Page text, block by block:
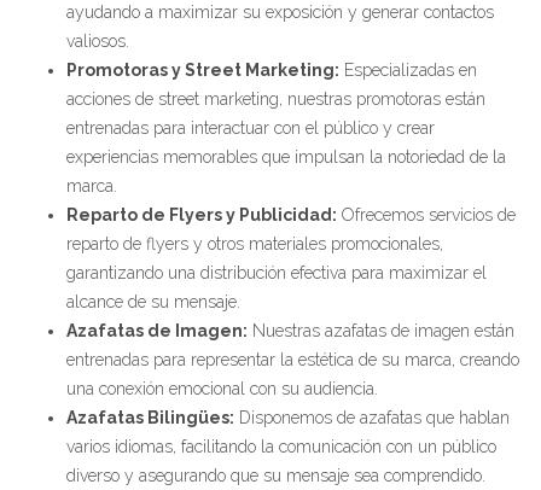
ayudando a maximizar su exposición y generar contactos
valiosos.
Promotoras y Street Marketing: Especializadas en
acciones de street marketing, nuestras promotoras están
entrenadas para interactuar con el público y crear
experiencias memorables que impulsan la notoriedad de la
marca.
Reparto de Flyers y Publicidad: Ofrecemos servicios de
reparto de flyers y otros materiales promocionales,
garantizando una distribución efectiva para maximizar el
alcance de su mensaje.
Azafatas de Imagen: Nuestras azafatas de imagen están
entrenadas para representar la estética de su marca, creando
una conexión emocional con su audiencia.
Azafatas Bilingües: Disponemos de azafatas que hablan
varios idiomas, facilitando la comunicación con un público
diverso y asegurando que su mensaje sea comprendido.